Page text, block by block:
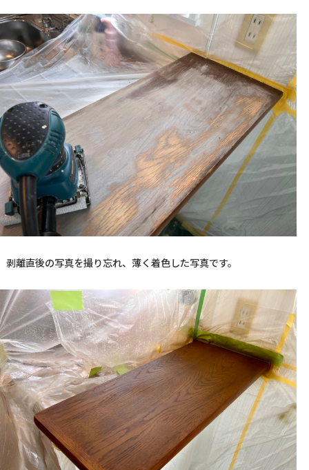
剥離直後の写真を撮り忘れ、薄く着色した写真です。